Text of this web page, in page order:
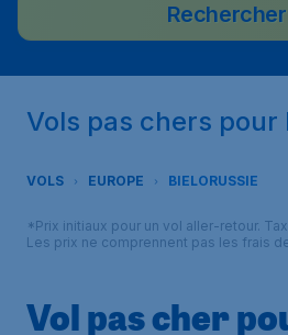
Rechercher
Vols pas chers pour
VOLS EUROPE BIELORUSSIE
*Prix initiaux pour un vol aller-retour.
Les prix ne comprennent pas les frais
Vol pas cher